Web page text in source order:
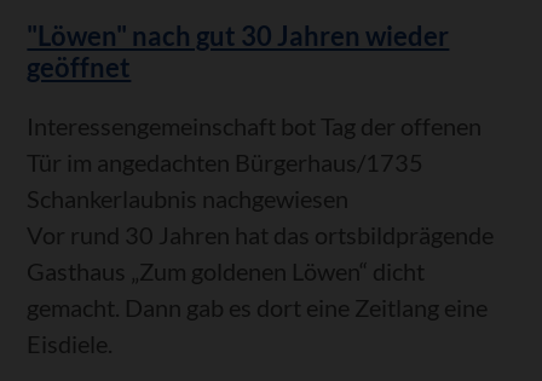
SV:
der
Sommerfesthalle
"Löwen" nach gut 30 Jahren wieder
geöffnet
Interessengemeinschaft bot Tag der offenen
Tür im angedachten Bürgerhaus/1735
Schankerlaubnis nachgewiesen
Vor rund 30 Jahren hat das ortsbildprägende
Gasthaus „Zum goldenen Löwen“ dicht
gemacht. Dann gab es dort eine Zeitlang eine
Eisdiele.